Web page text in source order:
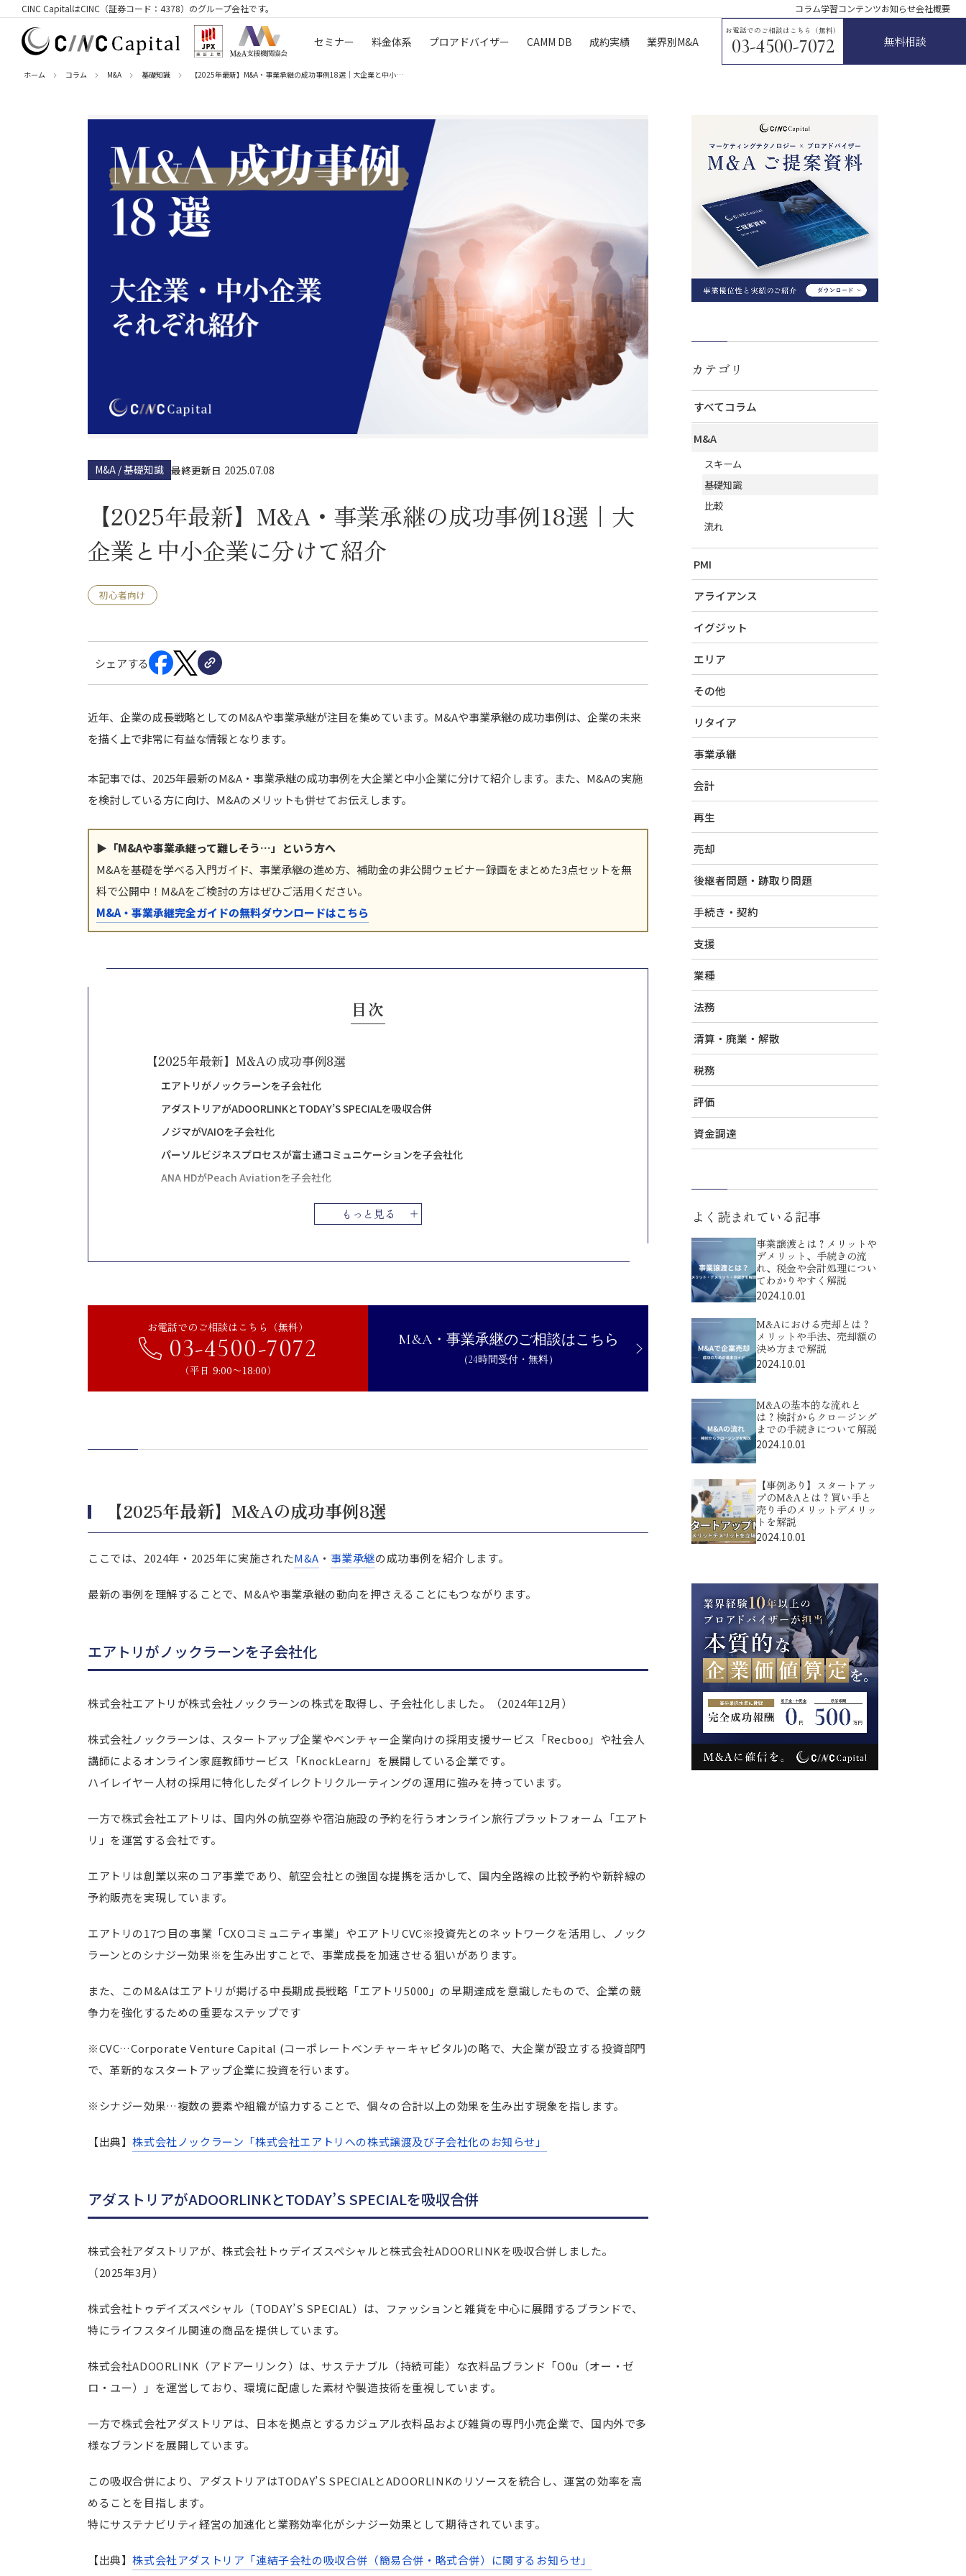
CINC CapitalはCINC（証券コード：4378）のグループ会社です。 コラム学習コンテンツお知らせ会社概要
セミナー 料金体系 プロアドバイザー CAMM DB 成約実績 業界別M&A
お電話でのご相談はこちら（無料）
03-4500-7072 無料相談
ホーム コラム M&A 基礎知識 【2025年最新】M&A・事業承継の成功事例18選｜大企業と中小企業…
M&A / 基礎知識 最終更新日 2025.07.08
【2025年最新】M&A・事業承継の成功事例18選｜大
企業と中小企業に分けて紹介
初心者向け
シェアする
近年、企業の成長戦略としてのM&Aや事業承継が注目を集めています。M&Aや事業承継の成功事例は、企業の未来
を描く上で非常に有益な情報となります。
本記事では、2025年最新のM&A・事業承継の成功事例を大企業と中小企業に分けて紹介します。また、M&Aの実施
を検討している方に向け、M&Aのメリットも併せてお伝えします。
▶「M&Aや事業承継って難しそう…」という方へ
M&Aを基礎を学べる入門ガイド、事業承継の進め方、補助金の非公開ウェビナー録画をまとめた3点セットを無
料で公開中！M&Aをご検討の方はぜひご活用ください。
M&A・事業承継完全ガイドの無料ダウンロードはこちら
目次
もっと見る
【2025年最新】M&Aの成功事例8選
エアトリがノックラーンを子会社化
アダストリアがADOORLINKとTODAY’S SPECIALを吸収合併
ノジマがVAIOを子会社化
パーソルビジネスプロセスが富士通コミュニケーションを子会社化
ANA HDがPeach Aviationを子会社化
ONODERA GROUPがなだ万を子会社化
東京個別指導学院がベネッセコーポレーションの進研ゼミ個別指導教室事業を会社分割により
イオンモールがインポートマートを吸収合併
スシローグローバルホールディングスが京樽を子会社化
ワールドホールディングスがとヤマトホールディングスと業務提携および子会社の株式譲渡
株式会社P-UP Worldが株式会社センチュリオンを子会社化
アント・キャピタル・パートナーズがプリアンファを子会社化
株式会社タカネットサービスが株式会社栃木パーツを子会社化
【買い手企業】M&Aのメリット
お電話でのご相談はこちら（無料）
03-4500-7072
（平日 9:00〜18:00）
M&A・事業承継のご相談はこちら
（24時間受付・無料）
【2025年最新】M&Aの成功事例8選
ここでは、2024年・2025年に実施されたM&A ・ 事業承継の成功事例を紹介します。
最新の事例を理解することで、M&Aや事業承継の動向を押さえることにもつながります。
エアトリがノックラーンを子会社化
株式会社エアトリが株式会社ノックラーンの株式を取得し、子会社化しました。（2024年12月）
株式会社ノックラーンは、スタートアップ企業やベンチャー企業向けの採用支援サービス「Recboo」や社会人
講師によるオンライン家庭教師サービス「KnockLearn」を展開している企業です。
ハイレイヤー人材の採用に特化したダイレクトリクルーティングの運用に強みを持っています。
一方で株式会社エアトリは、国内外の航空券や宿泊施設の予約を行うオンライン旅行プラットフォーム「エアト
リ」を運営する会社です。
エアトリは創業以来のコア事業であり、航空会社との強固な提携を活かして、国内全路線の比較予約や新幹線の
予約販売を実現しています。
エアトリの17つ目の事業「CXOコミュニティ事業」やエアトリCVC※投資先とのネットワークを活用し、ノック
ラーンとのシナジー効果※を生み出すことで、事業成長を加速させる狙いがあります。
また、このM&Aはエアトリが掲げる中長期成長戦略「エアトリ5000」の早期達成を意識したもので、企業の競
争力を強化するための重要なステップです
※CVC…Corporate Venture Capital (コーポレートベンチャーキャピタル)の略で、大企業が設立する投資部門
で、革新的なスタートアップ企業に投資を行います。
※シナジー効果…複数の要素や組織が協力することで、個々の合計以上の効果を生み出す現象を指します。
【出典】株式会社ノックラーン「株式会社エアトリへの株式譲渡及び子会社化のお知らせ」
アダストリアがADOORLINKとTODAY’S SPECIALを吸収合併
株式会社アダストリアが、株式会社トゥデイズスペシャルと株式会社ADOORLINKを吸収合併しました。
（2025年3月）
株式会社トゥデイズスペシャル（TODAY’S SPECIAL）は、ファッションと雑貨を中心に展開するブランドで、
特にライフスタイル関連の商品を提供しています。
株式会社ADOORLINK（アドアーリンク）は、サステナブル（持続可能）な衣料品ブランド「O0u（オー・ゼ
ロ・ユー）」を運営しており、環境に配慮した素材や製造技術を重視しています。
一方で株式会社アダストリアは、日本を拠点とするカジュアル衣料品および雑貨の専門小売企業で、国内外で多
様なブランドを展開しています。
この吸収合併により、アダストリアはTODAY’S SPECIALとADOORLINKのリソースを統合し、運営の効率を高
めることを目指します。
特にサステナビリティ経営の加速化と業務効率化がシナジー効果として期待されています。
【出典】株式会社アダストリア「連結子会社の吸収合併（簡易合併・略式合併）に関するお知らせ」
カテゴリ
すべてコラム
M&A
スキーム
基礎知識
比較
流れ
PMI
アライアンス
イグジット
エリア
その他
リタイア
事業承継
会計
再生
売却
後継者問題・跡取り問題
手続き・契約
支援
業種
法務
清算・廃業・解散
税務
評価
資金調達
よく読まれている記事
事業譲渡とは？メリットや
デメリット、手続きの流
れ、税金や会計処理につい
てわかりやすく解説
2024.10.01
M&Aにおける売却とは？
メリットや手法、売却額の
決め方まで解説
2024.10.01
M&Aの基本的な流れと
は？検討からクロージング
までの手続きについて解説
2024.10.01
【事例あり】スタートアッ
プのM&Aとは？買い手と
売り手のメリットデメリッ
トを解説
2024.10.01